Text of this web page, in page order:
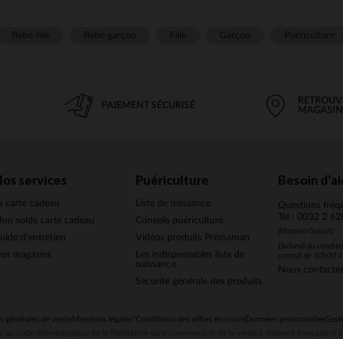
PAIEMENT SÉCURISÉ
services
carte cadeau
solde carte cadeau
d'entretien
magasins
Puériculture
Liste de naissance
Conseils puériculture
Vidéos produits Prémaman
Les indispensables liste de
naissance
Sécurité générale des produits
Besoin
Questions
Tel : 0032 2
(Numéro Gratuit)
Du lundi au
samedi de 10h00
Nous contacter
générales de venteMentions légales *Conditions des offres en cours Données personnelles